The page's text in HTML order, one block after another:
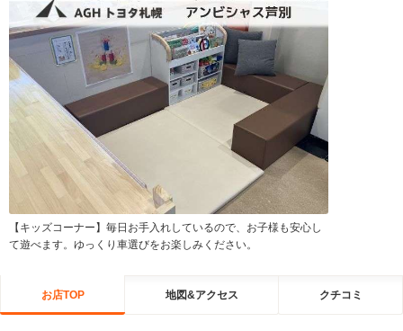
【キッズコーナー】毎日お手入れしているので、お子様も安心し
て遊べます。ゆっくり車選びをお楽しみください。
お店TOP 地図&アクセス クチコミ